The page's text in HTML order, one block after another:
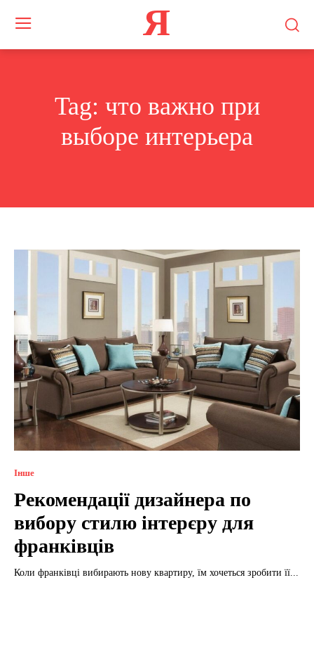
Я
Tag: что важно при
выборе интерьера
Інше
Рекомендації дизайнера по
вибору стилю інтерєру для
франківців
Коли франківці вибирають нову квартиру, їм хочеться зробити її...